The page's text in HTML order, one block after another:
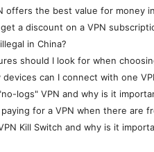
offers the best value for money
a discount on a VPN
in China?
should I look for when
devices can I connect with one
logs" VPN and why is it
for a VPN when there are
Kill Switch and why is it